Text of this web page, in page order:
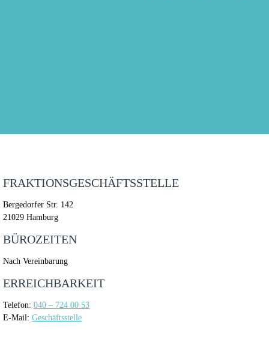
FRAKTIONSGESCHÄFTSSTELLE
Bergedorfer Str. 142
21029 Hamburg
BÜROZEITEN
Nach Vereinbarung
ERREICHBARKEIT
Telefon: 040 – 724 00 53
E-Mail: Geschäftsstelle